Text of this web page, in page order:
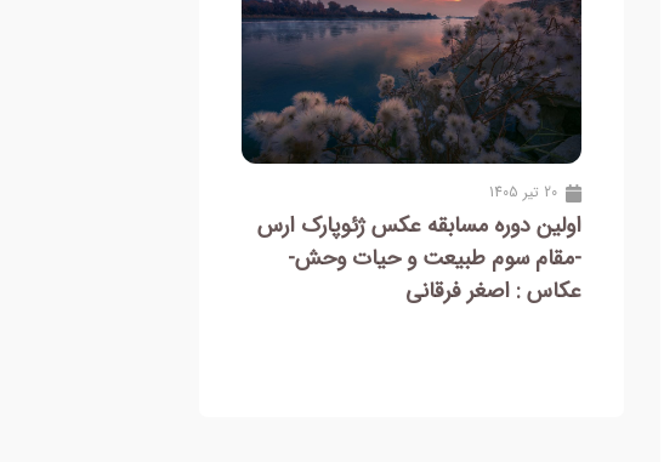
20 تیر 1405
اولین دوره مسابقه عکس ژئوپارک ارس
-مقام سوم طبیعت و حیات وحش-
عکاس : اصغر فرقانی